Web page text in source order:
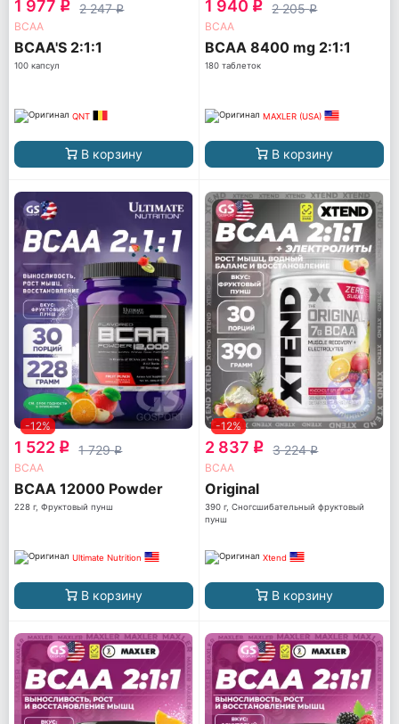
1 977 q 2 247q
ВСАА
BCAA'S 2:1:1
100 капсул
QNT
В корзину
1 940 q 2 205q
ВСАА
BCAA 8400 mg 2:1:1
180 таблеток
MAXLER (USA)
В корзину
-12%
1 522 q 1 729q
ВСАА
BCAA 12000 Powder
228 г, Фруктовый пунш
Ultimate Nutrition
В корзину
-12%
2 837 q 3 224q
ВСАА
Original
390 г, Сногсшибательный фруктовый
пунш
Xtend
В корзину